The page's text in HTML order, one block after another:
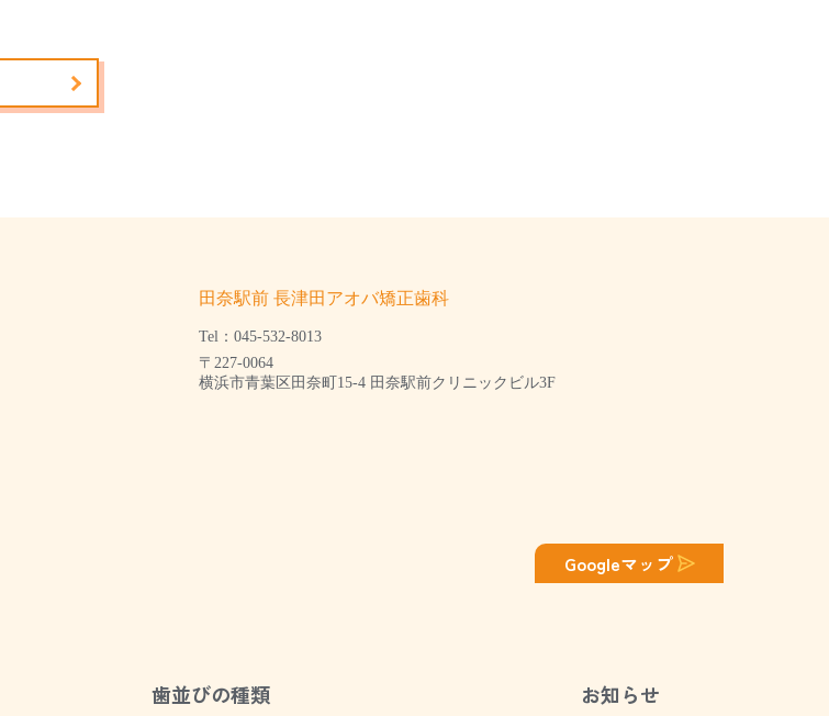
田奈駅前 長津田アオバ矯正歯科
Tel：045-532-8013
〒227-0064
横浜市青葉区田奈町15-4 田奈駅前クリニックビル3F
Googleマップ
歯並びの種類 お知らせ